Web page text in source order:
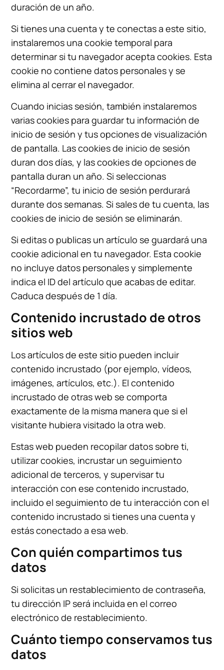
duración de un año.
Si tienes una cuenta y te conectas a este sitio,
instalaremos una cookie temporal para
determinar si tu navegador acepta cookies. Esta
cookie no contiene datos personales y se
elimina al cerrar el navegador.
Cuando inicias sesión, también instalaremos
varias cookies para guardar tu información de
inicio de sesión y tus opciones de visualización
de pantalla. Las cookies de inicio de sesión
duran dos días, y las cookies de opciones de
pantalla duran un año. Si seleccionas
“Recordarme”, tu inicio de sesión perdurará
durante dos semanas. Si sales de tu cuenta, las
cookies de inicio de sesión se eliminarán.
Si editas o publicas un artículo se guardará una
cookie adicional en tu navegador. Esta cookie
no incluye datos personales y simplemente
indica el ID del artículo que acabas de editar.
Caduca después de 1 día.
Contenido incrustado de otros
sitios web
Los artículos de este sitio pueden incluir
contenido incrustado (por ejemplo, vídeos,
imágenes, artículos, etc.). El contenido
incrustado de otras web se comporta
exactamente de la misma manera que si el
visitante hubiera visitado la otra web.
Estas web pueden recopilar datos sobre ti,
utilizar cookies, incrustar un seguimiento
adicional de terceros, y supervisar tu
interacción con ese contenido incrustado,
incluido el seguimiento de tu interacción con el
contenido incrustado si tienes una cuenta y
estás conectado a esa web.
Con quién compartimos tus
datos
Si solicitas un restablecimiento de contraseña,
tu dirección IP será incluida en el correo
electrónico de restablecimiento.
Cuánto tiempo conservamos tus
datos